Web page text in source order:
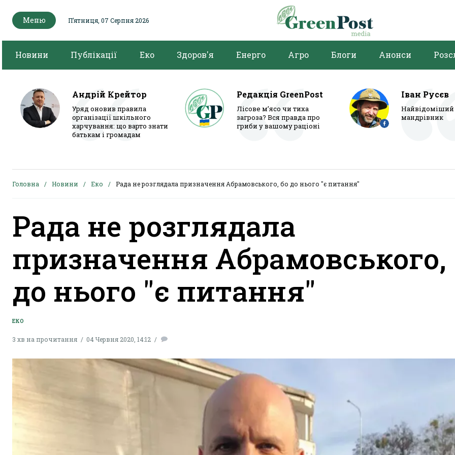
Меню Пʼятниця, 07 Серпня 2026
Новини Публікації Еко Здоров'я Енерго Агро Блоги Анонси
Андрій Крейтор
Уряд оновив правила
організації шкільного
харчування: що варто знати
батькам і громадам
Редакція GreenPost
Лісове м’ясо чи тиха
загроза? Вся правда про
гриби у вашому раціоні
Іван Русєв
мандрівник
Головна Новини Еко Рада не розглядала призначення Абрамовського, бо до нього "є питання"
Рада не розглядала
призначення Абрамовського,
до нього "є питання"
ЕКО
3 хв на прочитання 04 Червня 2020, 14:12